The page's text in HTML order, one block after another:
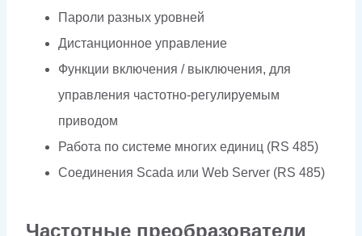
Пароли разных уровней
Дистанционное управление
Функции включения / выключения, для
управления частотно-регулируемым
приводом
Работа по системе многих единиц (RS 485)
Соединения Scada или Web Server (RS 485)
Частотные преобразователи